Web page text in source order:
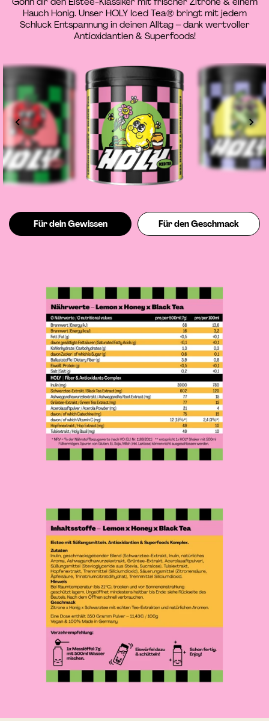
Hauch Honig. Unser HOLY Iced Tea® bringt mit jedem
Schluck Entspannung in deinen Alltag – dank wertvoller
Antioxidantien & Superfoods!
Für dein Gewissen Für den Geschmack